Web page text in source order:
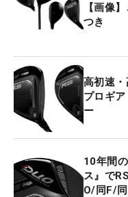
【画像
つき
高初速・
プロギ
ー
10年間
ス』で
O/同F/